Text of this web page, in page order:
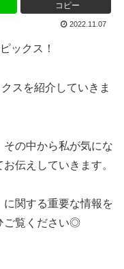
コピー
2022.11.07
ックス！
スを紹介していきま
の中から私が気にな
伝えしていきます。
関する重要な情報を
ご覧ください◎